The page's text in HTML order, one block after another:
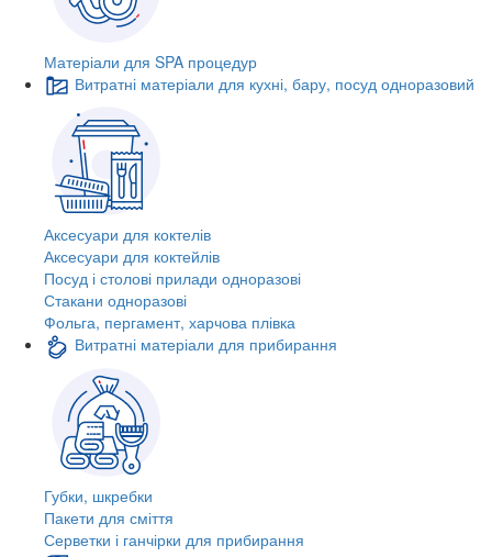
Матеріали для SPA процедур
Витратні матеріали для кухні, бару, посуд одноразовий
Аксесуари для коктелів
Аксесуари для коктейлів
Посуд і столові прилади одноразові
Стакани одноразові
Фольга, пергамент, харчова плівка
Витратні матеріали для прибирання
Губки, шкребки
Пакети для сміття
Серветки і ганчірки для прибирання